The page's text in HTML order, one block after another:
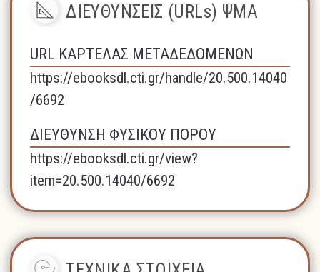
ΔΙΕΥΘΥΝΣΕΙΣ (URLs) ΨΜΑ
URL ΚΑΡΤΕΛΑΣ ΜΕΤΑΔΕΔΟΜΕΝΩΝ
https://ebooksdl.cti.gr/handle/20.500.14040
/6692
ΔΙΕΥΘΥΝΣΗ ΦΥΣΙΚΟΥ ΠΟΡΟΥ
https://ebooksdl.cti.gr/view?
item=20.500.14040/6692